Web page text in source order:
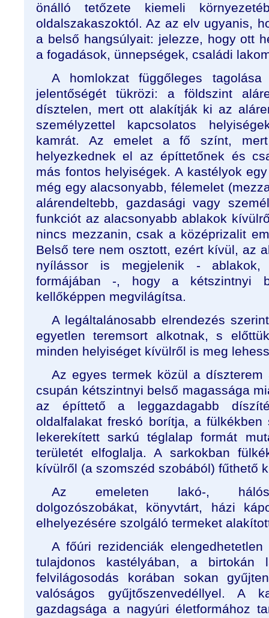
önálló tetőzete kiemeli
oldalszakaszoktól. Az az elv ugyanis,
a belső hangsúlyait: jelezze, hogy ott
a fogadások, ünnepségek, családi
A homlokzat függőleges
jelentőségét tükrözi: a földszint
dísztelen, mert ott alakítják ki az
személyzettel kapcsolatos
kamrát. Az emelet a fő színt,
helyezkednek el az építtetőnek és
más fontos helyiségek. A kastélyok
még egy alacsonyabb, félemelet
alárendeltebb, gazdasági vagy
funkciót az alacsonyabb ablakok
nincs mezzanin, csak a középrizalit
Belső tere nem osztott, ezért kívül, az
nyílássor is megjelenik - ablakok,
formájában -, hogy a kétszintnyi
kellőképpen megvilágítsa.
A legáltalánosabb elrendezés
egyetlen teremsort alkotnak, s
minden helyiséget kívülről is meg
Az egyes termek közül a díszterem
csupán kétszintnyi belső magassága
az építtető a leggazdagabb
oldalfalakat freskó borítja, a fülkékben
lekerekített sarkú téglalap formát
területét elfoglalja. A sarkokban
kívülről (a szomszéd szobából) fűthető
Az emeleten lakó-,
dolgozószobákat, könyvtárt, házi
elhelyezésére szolgáló termeket
A főúri rezidenciák
tulajdonos kastélyában, a
felvilágosodás korában sokan
valóságos gyűjtőszenvedéllyel. A
gazdagsága a nagyúri életformához